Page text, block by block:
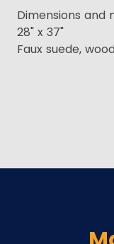
Dimensions and
28" x 37"
Faux suede,